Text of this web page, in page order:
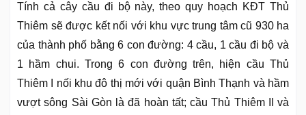
Tính cả cây cầu đi bộ này, theo quy hoạch KĐT Thủ
Thiêm sẽ được kết nối với khu vực trung tâm cũ 930 ha
của thành phố bằng 6 con đường: 4 cầu, 1 cầu đi bộ và
1 hầm chui. Trong 6 con đường trên, hiện cầu Thủ
Thiêm I nối khu đô thị mới với quận Bình Thạnh và hầm
vượt sông Sài Gòn là đã hoàn tất; cầu Thủ Thiêm II và